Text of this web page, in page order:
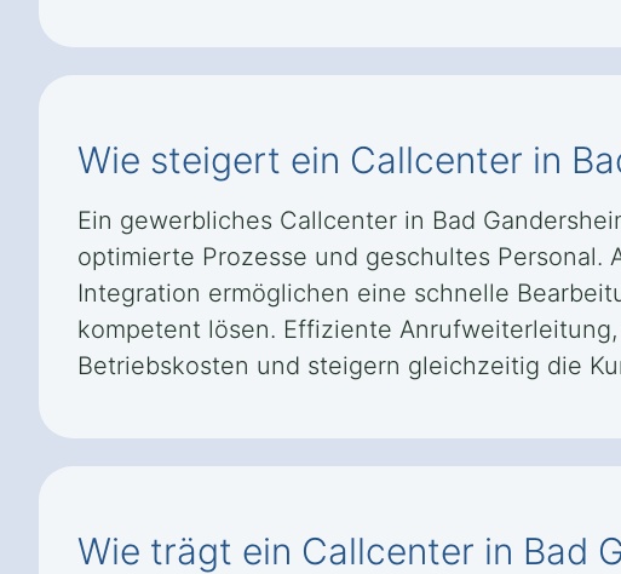
Wie steigert ein Callcenter in
Ein gewerbliches Callcenter in Bad
optimierte Prozesse und geschultes Personal.
Integration ermöglichen eine schnelle
kompetent lösen. Effiziente
Betriebskosten und steigern gleichzeitig die
Wie trägt ein Callcenter in Bad